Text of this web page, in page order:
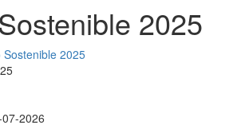
2025
2026